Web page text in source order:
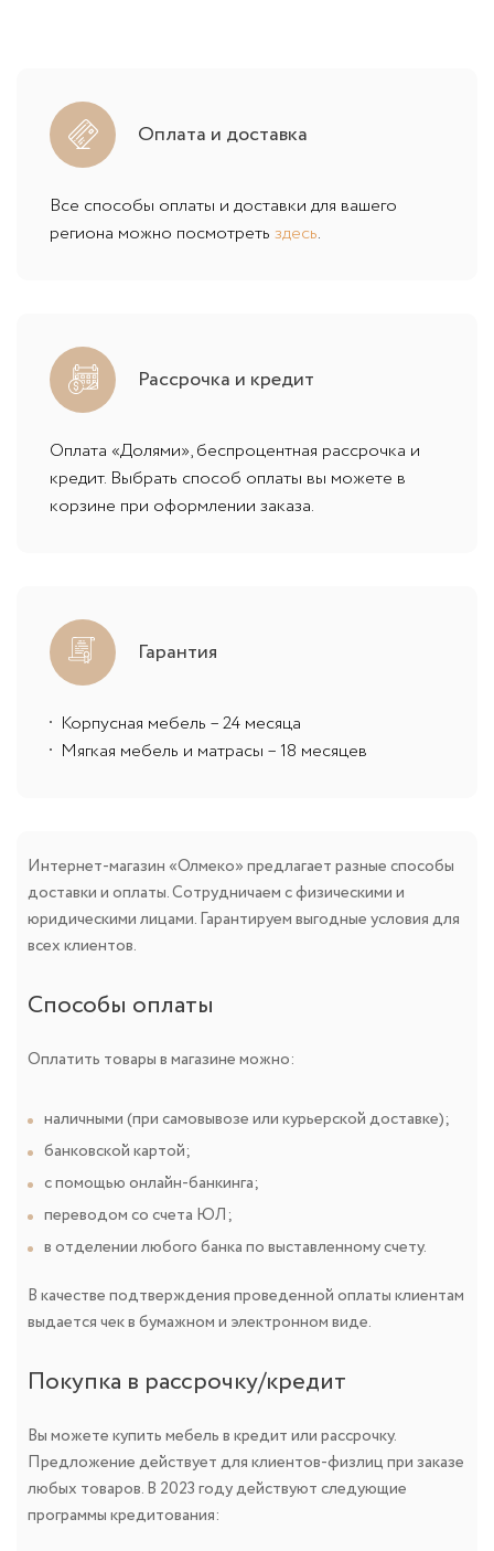
Оплата и доставка
Все способы оплаты и доставки для вашего
региона можно посмотреть здесь.
Рассрочка и кредит
Оплата «Долями», беспроцентная рассрочка и
кредит. Выбрать способ оплаты вы можете в
корзине при оформлении заказа.
Гарантия
Корпусная мебель – 24 месяца
Мягкая мебель и матрасы – 18 месяцев
Интернет-магазин «Олмеко» предлагает разные способы
доставки и оплаты. Сотрудничаем с физическими и
юридическими лицами. Гарантируем выгодные условия для
всех клиентов.
Способы оплаты
Оплатить товары в магазине можно:
наличными (при самовывозе или курьерской доставке);
банковской картой;
с помощью онлайн-банкинга;
переводом со счета ЮЛ;
в отделении любого банка по выставленному счету.
В качестве подтверждения проведенной оплаты клиентам
выдается чек в бумажном и электронном виде.
Покупка в рассрочку/кредит
Вы можете купить мебель в кредит или рассрочку.
Предложение действует для клиентов-физлиц при заказе
любых товаров. В 2023 году действуют следующие
программы кредитования: